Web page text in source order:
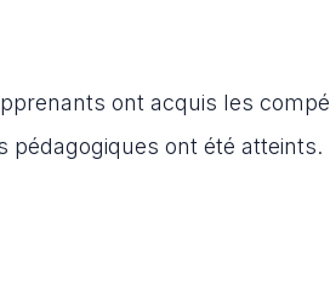
ont acquis les
pédagogiques ont été atteints.